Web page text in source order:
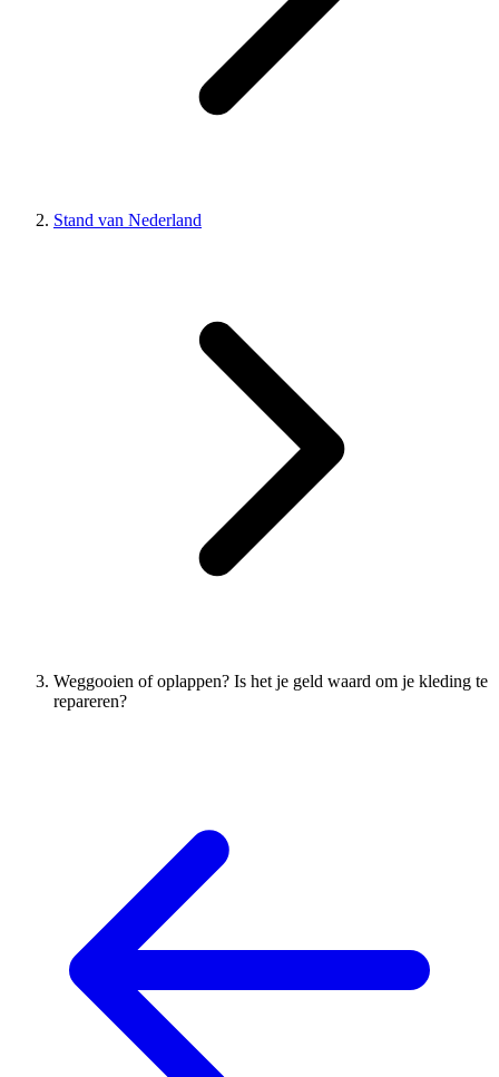
Stand van Nederland
Weggooien of oplappen? Is het je geld waard om je kleding te
repareren?